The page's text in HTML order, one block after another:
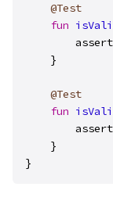
@Test
fun
    }
@Test
fun
    }
}